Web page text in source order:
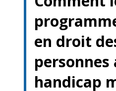
en droit
handicap